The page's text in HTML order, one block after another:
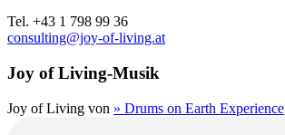
Tel. +43 1 798 99 36
consulting@joy-of-living.at
Joy of Living-Musik
Joy of Living von » Drums on Earth Experience